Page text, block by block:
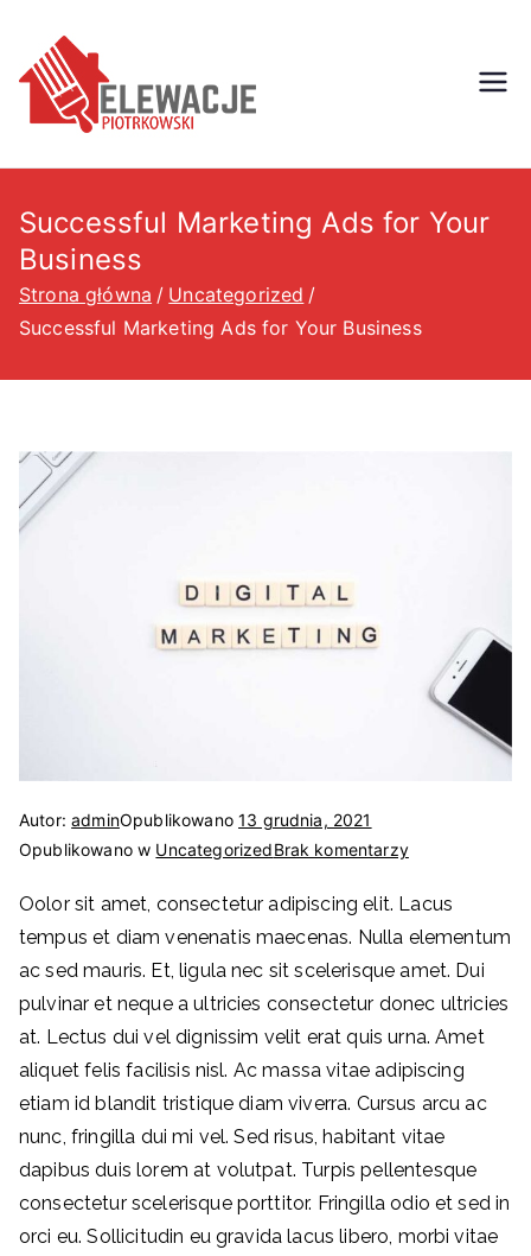
treści
–
PIOTRKOW
SKI –
Sopot,
3miasto,
Gniew,
Elbląg,
Subkowy,
Elewacje,
Wojewódz
two
Pomorskie
ELEWACJE - PIOTRKOWSKI
Tczew, Gdańsk, Sopot,
Gniew, Elbląg, Subkowy,
Pomorskie
Successful Marketing Ads for Your
Business
Strona główna
Uncategorized
Successful Marketing Ads for Your Business
Autor:adminOpublikowano13 grudnia, 2021
Opublikowano w UncategorizedBrak komentarzydo
Marketing
Ads
for
Your
Business
Oolor sit amet, consectetur adipiscing elit. Lacus
tempus et diam venenatis maecenas. Nulla elementum
ac sed mauris. Et, ligula nec sit scelerisque amet. Dui
pulvinar et neque a ultricies consectetur donec ultricies
at. Lectus dui vel dignissim velit erat quis urna. Amet
aliquet felis facilisis nisl. Ac massa vitae adipiscing
etiam id blandit tristique diam viverra. Cursus arcu ac
nunc, fringilla dui mi vel. Sed risus, habitant vitae
dapibus duis lorem at volutpat. Turpis pellentesque
consectetur scelerisque porttitor. Fringilla odio et sed in
orci eu. Sollicitudin eu gravida lacus libero, morbi vitae